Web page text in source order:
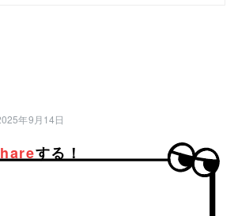
新日：
年9月14日
する！